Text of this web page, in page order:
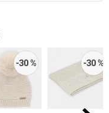
-30 % -30 %